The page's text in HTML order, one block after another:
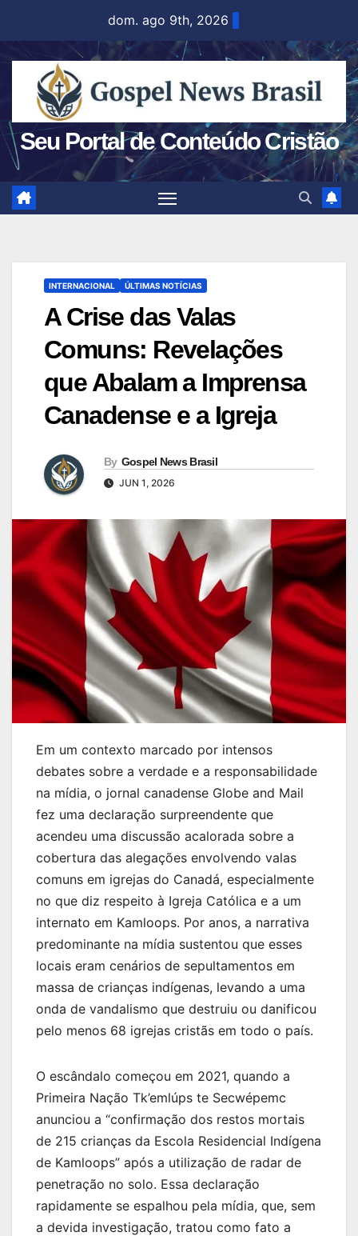
content
dom. ago 9th, 2026
Seu Portal de Conteúdo Cristão
INTERNACIONAL ÚLTIMAS NOTÍCIAS
A Crise das Valas
Comuns: Revelações
que Abalam a Imprensa
Canadense e a Igreja
By Gospel News Brasil
JUN 1, 2026
Em um contexto marcado por intensos
debates sobre a verdade e a responsabilidade
na mídia, o jornal canadense Globe and Mail
fez uma declaração surpreendente que
acendeu uma discussão acalorada sobre a
cobertura das alegações envolvendo valas
comuns em igrejas do Canadá, especialmente
no que diz respeito à Igreja Católica e a um
internato em Kamloops. Por anos, a narrativa
predominante na mídia sustentou que esses
locais eram cenários de sepultamentos em
massa de crianças indígenas, levando a uma
onda de vandalismo que destruiu ou danificou
pelo menos 68 igrejas cristãs em todo o país.
O escândalo começou em 2021, quando a
Primeira Nação Tk’emlúps te Secwépemc
anunciou a “confirmação dos restos mortais
de 215 crianças da Escola Residencial Indígena
de Kamloops” após a utilização de radar de
penetração no solo. Essa declaração
rapidamente se espalhou pela mídia, que, sem
a devida investigação, tratou como fato a